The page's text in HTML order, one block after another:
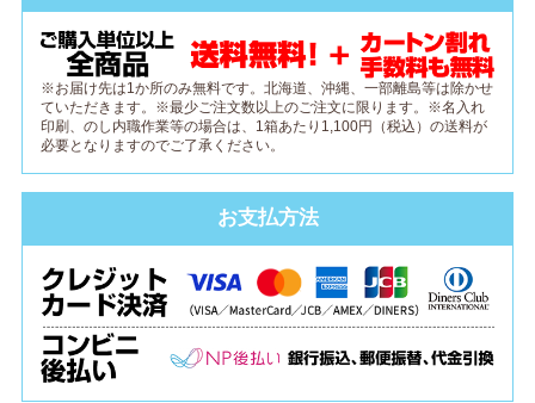
※お届け先は1か所のみ無料です。北海道、沖縄、一部離島等は除かせ
ていただきます。※最少ご注文数以上のご注文に限ります。※名入れ
印刷、のし内職作業等の場合は、1箱あたり1,100円（税込）の送料が
必要となりますのでご了承ください。
お支払方法